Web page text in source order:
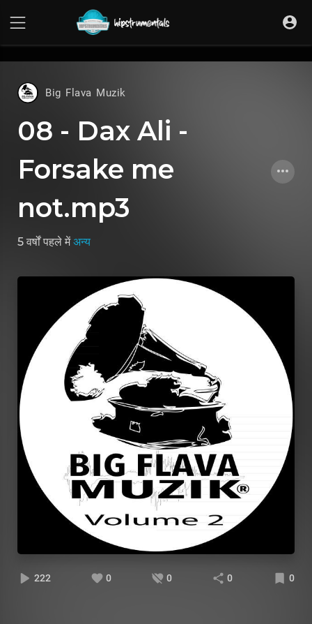
Big Flava Muzik
08 - Dax Ali -
Forsake me
not.mp3
5 वर्षों पहले मेंअन्य
222 0 0 0 0